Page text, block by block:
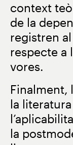
context
de la
registren
respecte a
vores.
Finalment,
la
la